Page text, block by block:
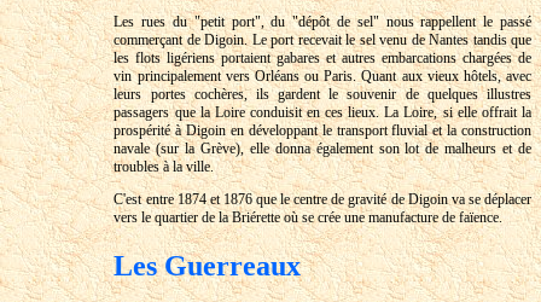
Les rues du "petit port", du "dépôt de sel" nous rappellent le passé
commerçant de Digoin. Le port recevait le sel venu de Nantes tandis que
les flots ligériens portaient gabares et autres embarcations chargées de
vin principalement vers Orléans ou Paris. Quant aux vieux hôtels, avec
leurs portes cochères, ils gardent le souvenir de quelques illustres
passagers que la Loire conduisit en ces lieux. La Loire, si elle offrait la
prospérité à Digoin en développant le transport fluvial et la construction
navale (sur la Grève), elle donna également son lot de malheurs et de
troubles à la ville.
C'est entre 1874 et 1876 que le centre de gravité de Digoin va se déplacer
vers le quartier de la Briérette où se crée une manufacture de faïence.
Les Guerreaux